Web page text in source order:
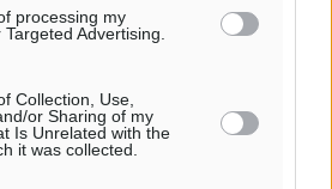
processing my
Advertising.
Collection, Use,
or Sharing of my
Is Unrelated with the
it was collected.
Ρόδου στα ερευνητικά
αποκτά διεθνές